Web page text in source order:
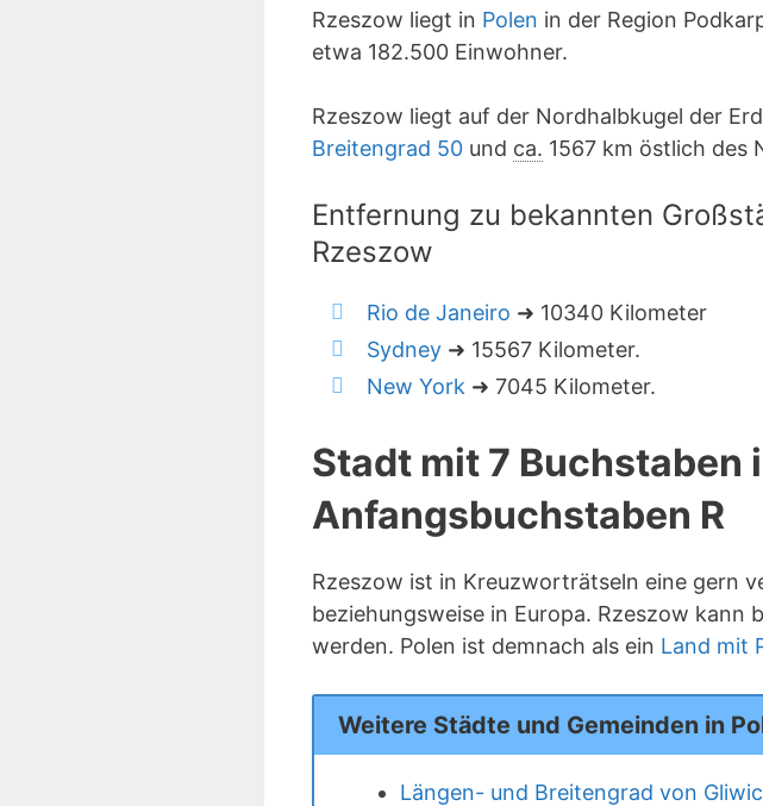
Rzeszow liegt in Polen in der Region
etwa 182.500 Einwohner.
Rzeszow liegt auf der Nordhalbkugel der
Breitengrad 50 und ca. 1567 km östlich des
Entfernung zu bekannten
Rzeszow
Rio de Janeiro ➜ 10340 Kilometer
Sydney ➜ 15567 Kilometer.
New York ➜ 7045 Kilometer.
Stadt mit 7 Buchstaben
Anfangsbuchstaben R
Rzeszow ist in Kreuzworträtseln eine gern
beziehungsweise in Europa. Rzeszow kann
werden. Polen ist demnach als ein Land mit
Weitere Städte und Gemeinden in
Längen- und Breitengrad von